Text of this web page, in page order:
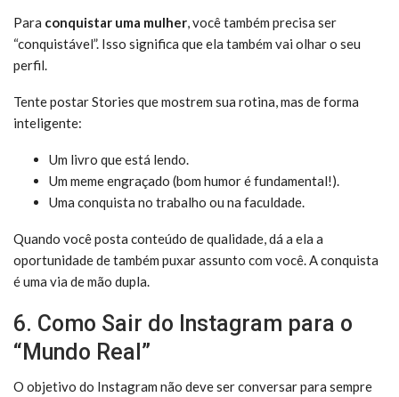
Para conquistar uma mulher, você também precisa ser
“conquistável”. Isso significa que ela também vai olhar o seu
perfil.
Tente postar Stories que mostrem sua rotina, mas de forma
inteligente:
Um livro que está lendo.
Um meme engraçado (bom humor é fundamental!).
Uma conquista no trabalho ou na faculdade.
Quando você posta conteúdo de qualidade, dá a ela a
oportunidade de também puxar assunto com você. A conquista
é uma via de mão dupla.
6. Como Sair do Instagram para o
“Mundo Real”
O objetivo do Instagram não deve ser conversar para sempre